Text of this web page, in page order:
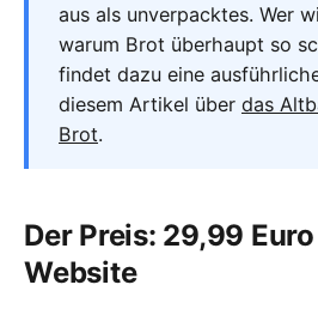
aus als unverpacktes. Wer
warum Brot überhaupt so
findet dazu eine
diesem Artikel über das
Brot.
Der Preis: 29,99
Website